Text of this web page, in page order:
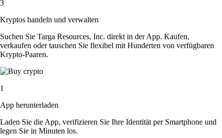
3
Kryptos handeln und verwalten
Suchen Sie Targa Resources, Inc. direkt in der App. Kaufen,
verkaufen oder tauschen Sie flexibel mit Hunderten von verfügbaren
Krypto-Paaren.
1
App herunterladen
Laden Sie die App, verifizieren Sie Ihre Identität per Smartphone und
legen Sie in Minuten los.